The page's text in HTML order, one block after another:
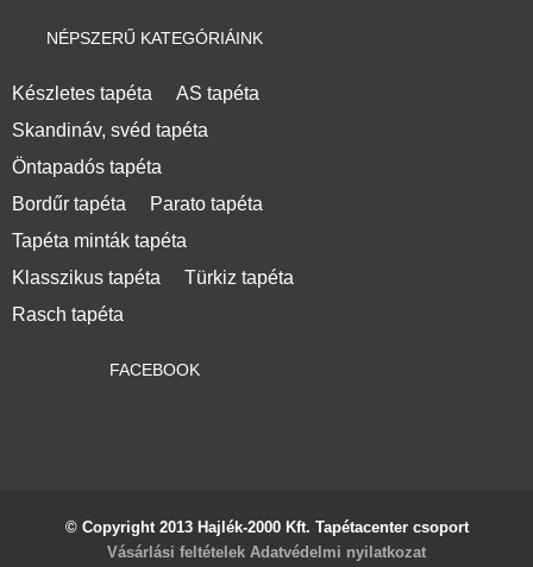
NÉPSZERŰ KATEGÓRIÁINK
Készletes tapéta
AS tapéta
Skandináv, svéd tapéta
Öntapadós tapéta
Bordűr tapéta
Parato tapéta
Tapéta minták tapéta
Klasszikus tapéta
Türkiz tapéta
Rasch tapéta
FACEBOOK
© Copyright 2013 Hajlék-2000 Kft. Tapétacenter csoport
Vásárlási feltételek Adatvédelmi nyilatkozat